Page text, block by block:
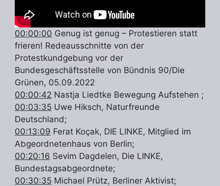
00:00:00 Genug ist genug – Protestieren statt
frieren! Redeausschnitte von der
Protestkundgebung vor der
Bundesgeschäftsstelle von Bündnis 90/Die
Grünen, 05.09.2022
00:00:42 Nastja Liedtke Bewegung Aufstehen ;
00:03:35 Uwe Hiksch, Naturfreunde
Deutschland;
00:13:09 Ferat Koçak, DIE LINKE, Mitglied im
Abgeordnetenhaus von Berlin;
00:20:16 Sevim Dagdelen, Die LINKE,
Bundestagsabgeordnete;
00:30:35 Michael Prütz, Berliner Aktivist;